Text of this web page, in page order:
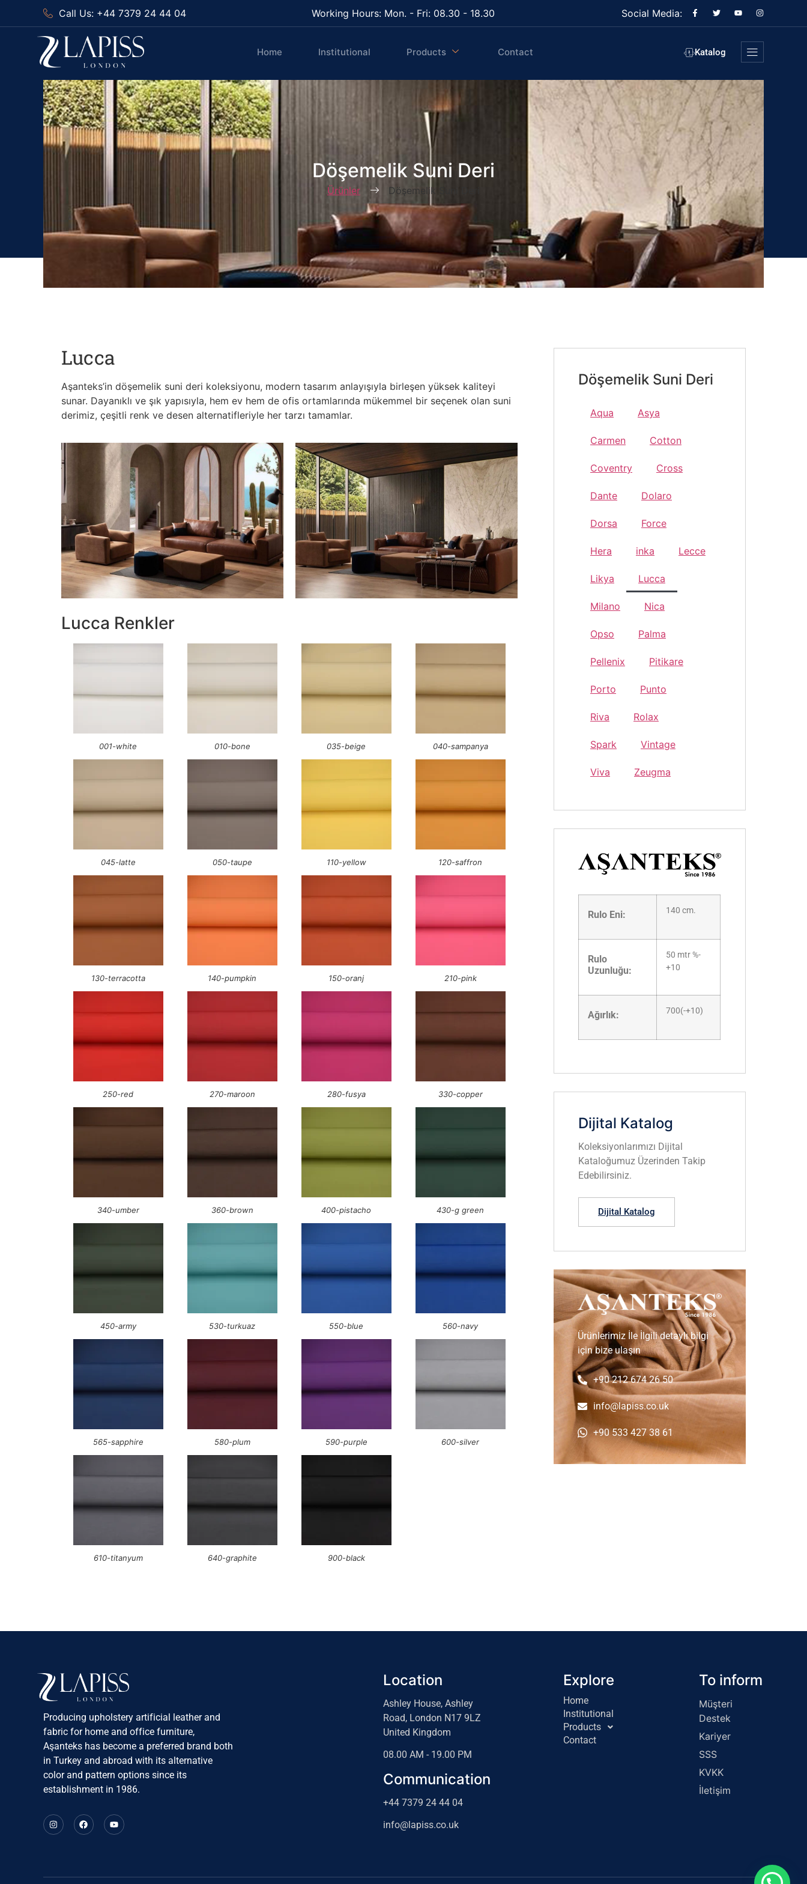
Call Us: +44 7379 24 44 04 Working Hours: Mon. - Fri: 08.30 - 18.30 Social Media:
Home Institutional Products Contact Katalog
Döşemelik Suni Deri
Ürünler Döşemelik Suni Deri
Lucca
Aşanteks’in döşemelik suni deri koleksiyonu, modern tasarım anlayışıyla birleşen yüksek kaliteyi
sunar. Dayanıklı ve şık yapısıyla, hem ev hem de ofis ortamlarında mükemmel bir seçenek olan suni
derimiz, çeşitli renk ve desen alternatifleriyle her tarzı tamamlar.
Lucca Renkler
001-white 010-bone 035-beige 040-sampanya
045-latte 050-taupe 110-yellow 120-saffron
130-terracotta 140-pumpkin 150-oranj 210-pink
250-red 270-maroon 280-fusya 330-copper
340-umber 360-brown 400-pistacho 430-g green
450-army 530-turkuaz 550-blue 560-navy
565-sapphire 580-plum 590-purple 600-silver
610-titanyum 640-graphite 900-black
Döşemelik Suni Deri
Aqua Asya
Carmen Cotton
Coventry Cross
Dante Dolaro
Dorsa Force
Hera inka Lecce
Likya Lucca
Milano Nica
Opso Palma
Pellenix Pitikare
Porto Punto
Riva Rolax
Spark Vintage
Viva Zeugma
Rulo Eni: 140 cm.
Rulo
Uzunluğu:
50 mtr %-
+10
Ağırlık: 700(-+10)
Dijital Katalog
Koleksiyonlarımızı Dijital
Kataloğumuz Üzerinden Takip
Edebilirsiniz.
Dijital Katalog
Ürünlerimiz İle İlgili detaylı bilgi
için bize ulaşın
+90 212 674 26 50
info@lapiss.co.uk
+90 533 427 38 61
Producing upholstery artificial leather and
fabric for home and office furniture,
Aşanteks has become a preferred brand both
in Turkey and abroad with its alternative
color and pattern options since its
establishment in 1986.
Location
Ashley House, Ashley
Road, London N17 9LZ
United Kingdom
08.00 AM - 19.00 PM
Communication
+44 7379 24 44 04
info@lapiss.co.uk
Explore
Home
Institutional
Products
Contact
To inform
Müşteri
Destek
Kariyer
SSS
KVKK
İletişim